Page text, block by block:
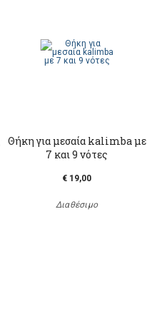
Θήκη για μεσαία kalimba με
7 και 9 νότες
€ 19,00
Διαθέσιμο